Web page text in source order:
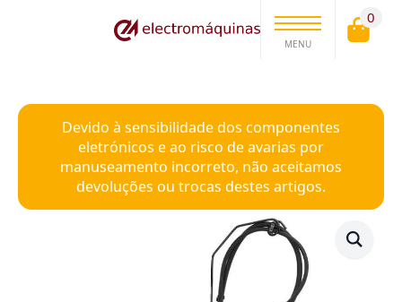
MENU
0
Devido à sensibilidade dos componentes
eletrónicos e ao risco de avarias por
manuseamento incorreto, não aceitamos
devoluções ou trocas destes artigos.